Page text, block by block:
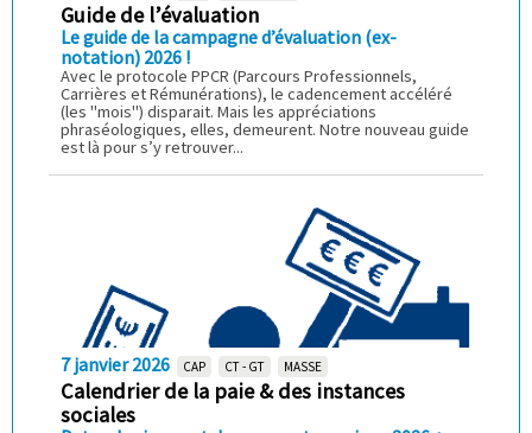
Guide de l’évaluation
Le guide de la campagne d’évaluation (ex-
notation) 2026 !
Avec le protocole PPCR (Parcours Professionnels,
Carrières et Rémunérations), le cadencement accéléré
(les "mois") disparait. Mais les appréciations
phraséologiques, elles, demeurent. Notre nouveau guide
est là pour s’y retrouver...
7 janvier 2026 CAP CT - GT MASSE
Calendrier de la paie & des instances
sociales